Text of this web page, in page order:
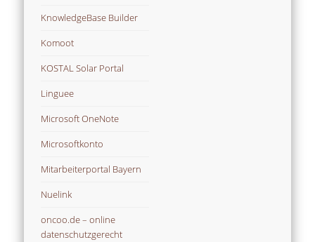
KnowledgeBase Builder
Komoot
KOSTAL Solar Portal
Linguee
Microsoft OneNote
Microsoftkonto
Mitarbeiterportal Bayern
Nuelink
oncoo.de – online
datenschutzgerecht